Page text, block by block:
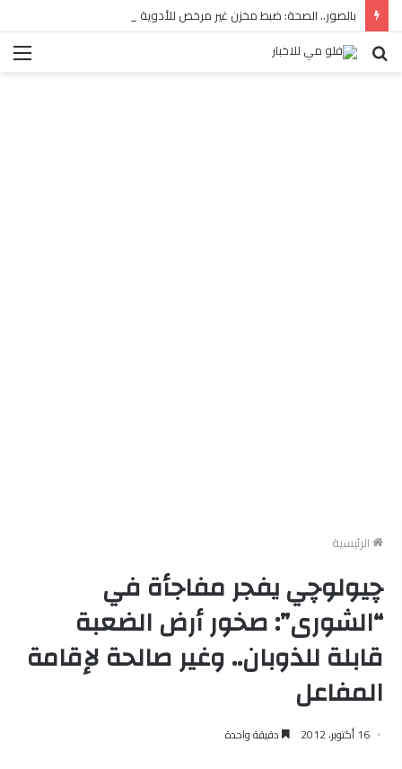
بالصور.. الصحة: ضبط مخزن غير مرخص للأدوية المهربة بالبساتين
بحث
الرئيسية
چيولوچي يفجر مفاجأة في
“الشورى”: صخور أرض الضعبة
قابلة للذوبان.. وغير صالحة لإقامة
المفاعل
16 أكتوبر، 2012 دقيقة واحدة